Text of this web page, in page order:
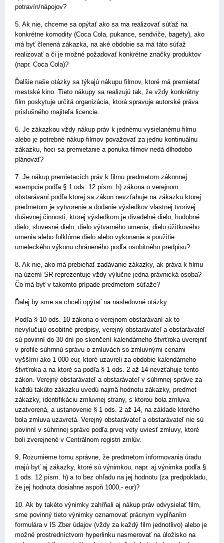
potravín/nápojov?
5. Ak nie, chceme sa opýtať ako sa ma realizovať súťaž na
konkrétne komodity (Coca Cola, pukance, sendviče, bagety), ako
má byť členená zákazka, na aké obdobie sa má táto súťaž
realizovať a či je možné požadovať konkrétne značky produktov
(napr. Coca Cola)?
Ďalšie naše otázky sa týkajú nákupu filmov, ktoré má premietať
mestské kino. Tieto nákupy sa realizujú tak, že vždy konkrétny
film poskytuje určitá organizácia, ktorá spravuje autorské práva
príslušného majiteľa licencie.
6. Je zákazkou vždy nákup práv k jednému vysielanému filmu
alebo je potrebné nákup filmov považovať za jednu kontinuálnu
zákazku, hoci sa premietanie a ponuka filmov nedá dlhodobo
plánovať?
7. Je nákup premietacích práv k filmu predmetom zákonnej
exempcie podľa § 1 ods. 12 písm. h) zákona o verejnom
obstarávaní podľa ktorej sa zákon nevzťahuje na zákazku ktorej
predmetom je vytvorenie a dodanie výsledkov vlastnej tvorivej
duševnej činnosti, ktorej výsledkom je divadelné dielo, hudobné
dielo, slovesné dielo, dielo výtvarného umenia, dielo úžitkového
umenia alebo folklórne dielo alebo vykonanie a použitie
umeleckého výkonu chráneného podľa osobitného predpisu?
8. Ak nie, ako má prebiehať zadávanie zákazky, ak práva k filmu
na území SR reprezentuje vždy výlučne jedna právnická osoba?
Čo má byť v takomto prípade predmetom súťaže?
Ďalej by sme sa chceli opýtať na nasledovné otázky:
Podľa § 10 ods. 10 zákona o verejnom obstarávaní ak to
nevylučujú osobitné predpisy, verejný obstarávateľ a obstarávateľ
sú povinní do 30 dní po skončení kalendárneho štvrťroka uverejniť
v profile súhrnnú správu o zmluvách so zmluvnými cenami
vyššími ako 1 000 eur, ktoré uzavreli za obdobie kalendárneho
štvrťroka a na ktoré sa podľa § 1 ods. 2 až 14 nevzťahuje tento
zákon. Verejný obstarávateľ a obstarávateľ v súhrnnej správe za
každú takúto zákazku uvedú najmä hodnotu zákazky, predmet
zákazky, identifikáciu zmluvnej strany, s ktorou bola zmluva
uzatvorená, a ustanovenie § 1 ods. 2 až 14, na základe ktorého
bola zmluva uzavretá. Verejný obstarávateľ a obstarávateľ nie sú
povinní v súhrnnej správe podľa prvej vety uviesť zmluvy, ktoré
boli zverejnené v Centrálnom registri zmlúv.
9. Rozumieme tomu správne, že predmetom informovania úradu
majú byť aj zákazky, ktoré sú výnimkou, napr. aj výnimka podľa §
1 ods. 12 písm. h) a to bez ohľadu na jej hodnotu (za predpokladu,
že jej hodnota dosiahne aspoň 1000,- eur)?
10. Ak by takéto výnimky zahŕňali aj nákup práv odvysielať film,
sme povinný tieto výnimky oznamovať prácnym vypĺňaním
formulára v IS Zber údajov (vždy za každý film jednotlivo) alebo je
možné prostredníctvom hyperlinku nasmerovať na úložisko na